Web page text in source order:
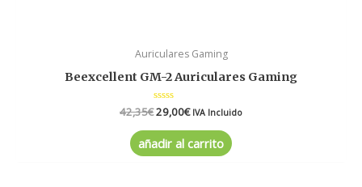
Auriculares Gaming
Beexcellent GM-2 Auriculares Gaming
Valorado
0
de
5
42,35€29,00€ IVA Incluido
añadir al carrito